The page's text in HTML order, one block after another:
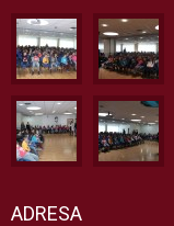
ADRESA